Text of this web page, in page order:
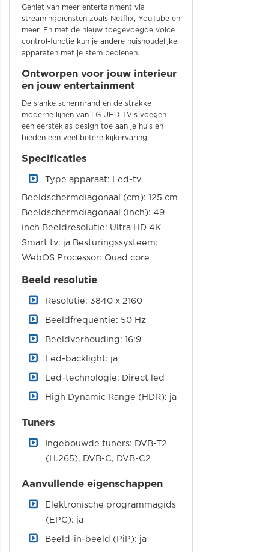
Geniet van meer entertainment via
streamingdiensten zoals Netflix, YouTube en
meer. En met de nieuw toegevoegde voice
control-functie kun je andere huishoudelijke
apparaten met je stem bedienen.
Ontworpen voor jouw interieur
en jouw entertainment
De slanke schermrand en de strakke
moderne lijnen van LG UHD TV's voegen
een eersteklas design toe aan je huis en
bieden een veel betere kijkervaring.
Specificaties
Type apparaat: Led-tv
Beeldschermdiagonaal (cm): 125 cm
Beeldschermdiagonaal (inch): 49
inch Beeldresolutie: Ultra HD 4K
Smart tv: ja Besturingssysteem:
WebOS Processor: Quad core
Beeld resolutie
Resolutie: 3840 x 2160
Beeldfrequentie: 50 Hz
Beeldverhouding: 16:9
Led-backlight: ja
Led-technologie: Direct led
High Dynamic Range (HDR): ja
Tuners
Ingebouwde tuners: DVB-T2
(H.265), DVB-C, DVB-C2
Aanvullende eigenschappen
Elektronische programmagids
(EPG): ja
Beeld-in-beeld (PiP): ja